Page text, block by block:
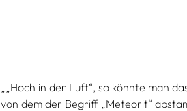
„„Hoch in der Luft“, so könnte man
von dem der Begriff „Meteorit“